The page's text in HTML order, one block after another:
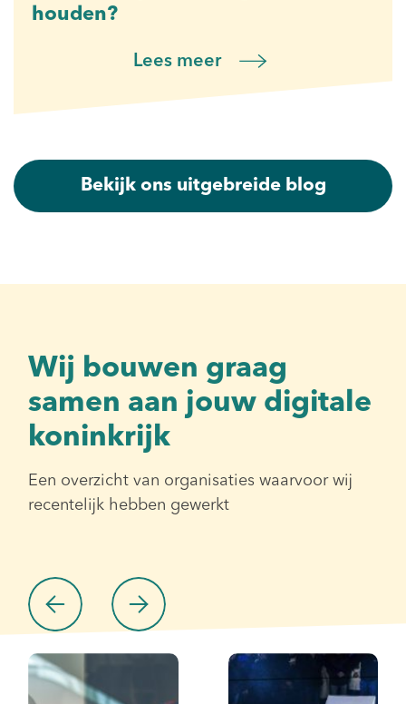
houden?
Lees meer
Bekijk ons uitgebreide blog
Wij bouwen graag
samen aan jouw digitale
koninkrijk
Een overzicht van organisaties waarvoor wij
recentelijk hebben gewerkt